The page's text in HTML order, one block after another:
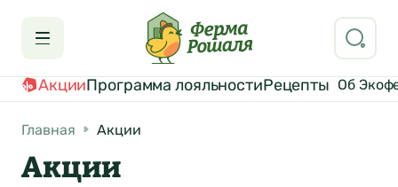
АкцииПрограмма лояльностиРецепты Об
Главная Акции
Акции